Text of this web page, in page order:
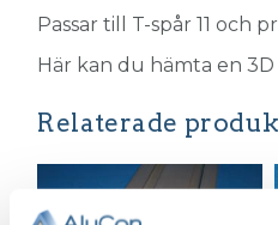
Passar till T-spår 11 och
Här kan du hämta en
Relaterade